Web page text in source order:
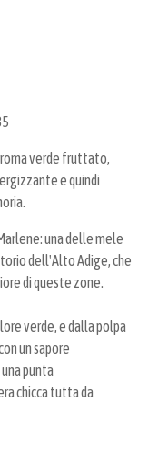
verde fruttato,
e quindi
una delle mele
dell'Alto Adige, che
di queste zone.
verde, e dalla polpa
un sapore
punta
chicca tutta da